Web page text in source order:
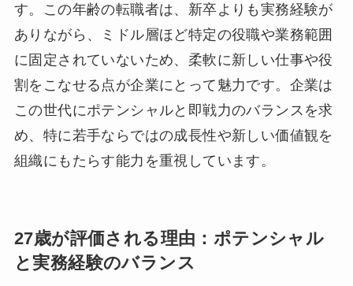
す。この年齢の転職者は、新卒よりも実務経験が
ありながら、ミドル層ほど特定の役職や業務範囲
に固定されていないため、柔軟に新しい仕事や役
割をこなせる点が企業にとって魅力です。企業は
この世代にポテンシャルと即戦力のバランスを求
め、特に若手ならではの成長性や新しい価値観を
組織にもたらす能力を重視しています。
27歳が評価される理由：ポテンシャル
と実務経験のバランス